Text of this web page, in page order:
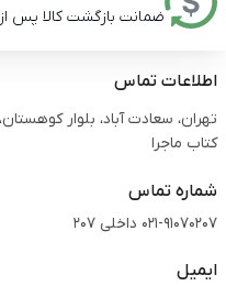
ضمانت بازگشت کالا پس از 2 روز
اطلاعات تماس
کتاب ماجرا
شماره تماس
021-91070207 داخلی 207
ایمیل